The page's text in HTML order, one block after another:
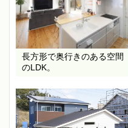
長方形で奥行きのある空間
のLDK。